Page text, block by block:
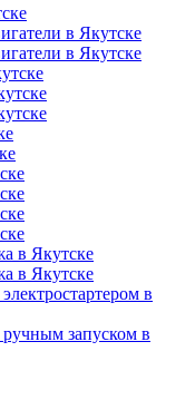
в Якутске
в Якутске
в Якутске
в Якутске
в
запуском в